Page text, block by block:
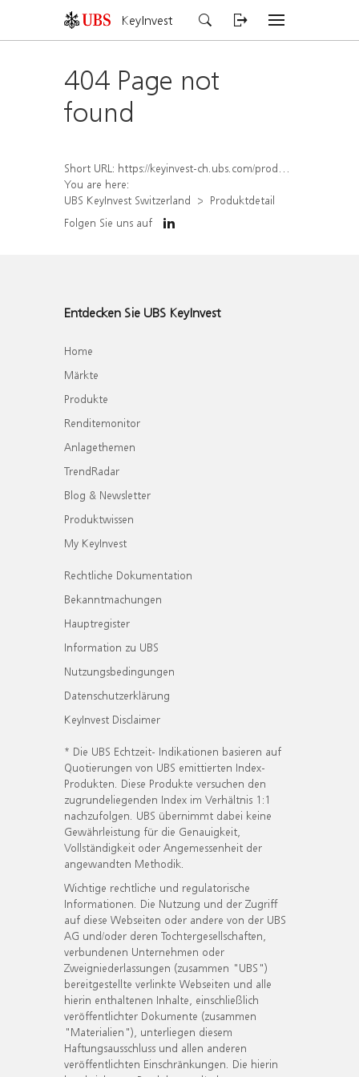
KeyInvest
404 Page not
found
Short URL: https://keyinvest-ch.ubs.com/produkt/detail/index/isin/CH1570353941
You are here:
UBS KeyInvest Switzerland
Produktdetail
Folgen Sie uns auf
Entdecken Sie UBS KeyInvest
Home
Märkte
Produkte
Renditemonitor
Anlagethemen
TrendRadar
Blog & Newsletter
Produktwissen
My KeyInvest
Rechtliche Dokumentation
Bekanntmachungen
Hauptregister
Information zu UBS
Nutzungsbedingungen
Datenschutzerklärung
KeyInvest Disclaimer
* Die UBS Echtzeit- Indikationen basieren auf
Quotierungen von UBS emittierten Index-
Produkten. Diese Produkte versuchen den
zugrundeliegenden Index im Verhältnis 1:1
nachzufolgen. UBS übernimmt dabei keine
Gewährleistung für die Genauigkeit,
Vollständigkeit oder Angemessenheit der
angewandten Methodik.
Wichtige rechtliche und regulatorische
Informationen. Die Nutzung und der Zugriff
auf diese Webseiten oder andere von der UBS
AG und/oder deren Tochtergesellschaften,
verbundenen Unternehmen oder
Zweigniederlassungen (zusammen "UBS")
bereitgestellte verlinkte Webseiten und alle
hierin enthaltenen Inhalte, einschließlich
veröffentlichter Dokumente (zusammen
"Materialien"), unterliegen diesem
Haftungsausschluss und allen anderen
veröffentlichten Einschränkungen. Die hierin